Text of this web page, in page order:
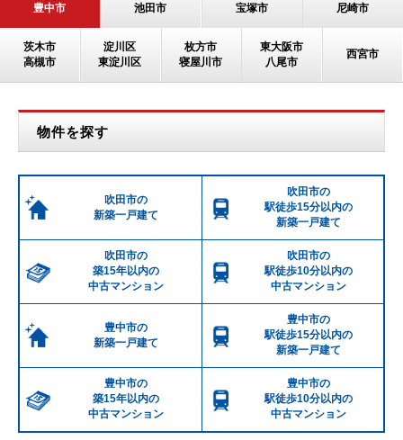
豊中市
池田市
宝塚市
尼崎市
茨木市
高槻市
淀川区
東淀川区
枚方市
寝屋川市
東大阪市
八尾市
西宮市
物件を探す
吹田市の
新築一戸建て
吹田市の
駅徒歩15分以内の
新築一戸建て
吹田市の
築15年以内の
中古マンション
吹田市の
駅徒歩10分以内の
中古マンション
豊中市の
新築一戸建て
豊中市の
駅徒歩15分以内の
新築一戸建て
豊中市の
築15年以内の
中古マンション
豊中市の
駅徒歩10分以内の
中古マンション